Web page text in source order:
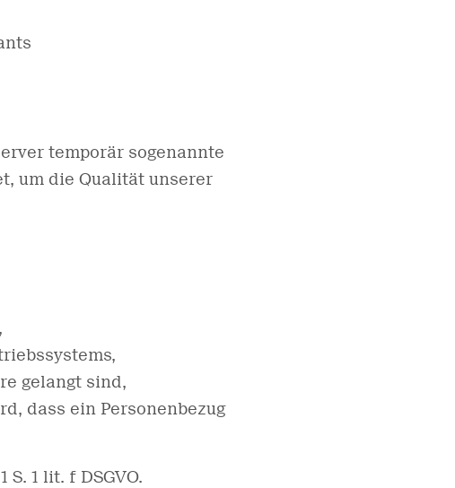
temporär sogenannte
um die Qualität unserer
gelangt sind,
dass ein Personenbezug
1 lit. f DSGVO.